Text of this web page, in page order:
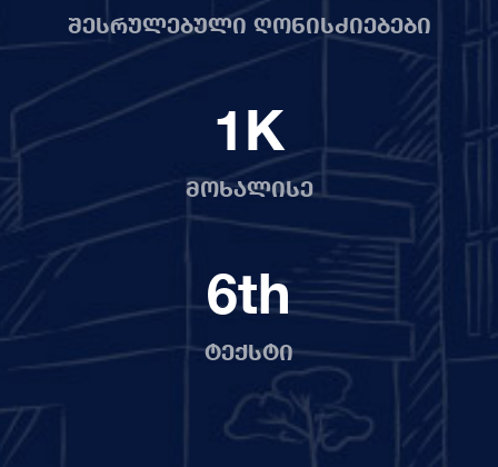
შესრულებული ღონისძიებები
მოხალისე
1K
ტექსტი
6th